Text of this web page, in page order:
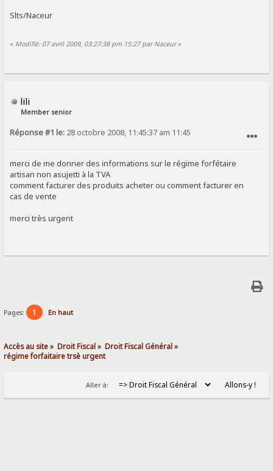
Slts/Naceur
« Modifié: 07 avril 2009, 03:27:38 pm 15:27 par Naceur»
lili
Member senior
Réponse #1 le: 28 octobre 2008, 11:45:37 am 11:45
merci de me donner des informations sur le régime forfétaire
artisan non asujetti à la TVA
comment facturer des produits acheter ou comment facturer en
cas de vente
merci très urgent
Pages: 1 En haut
Accès au site» Droit Fiscal» Droit Fiscal Général»
régime forfaitaire trsè urgent
Aller à: